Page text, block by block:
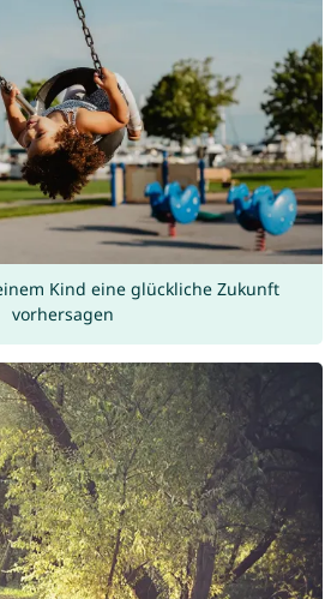
Kind eine glückliche Zukunft
vorhersagen